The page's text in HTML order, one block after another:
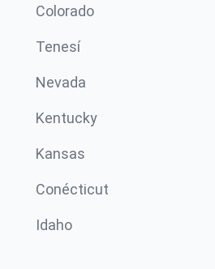
Colorado
Tenesí
Nevada
Kentucky
Kansas
Conécticut
Idaho